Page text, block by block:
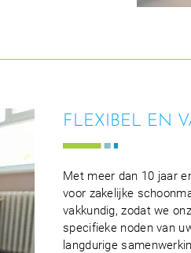
FLEXIBEL EN
Met meer dan 10 jaar
voor zakelijke
vakkundig, zodat we
specifieke noden van
langdurige